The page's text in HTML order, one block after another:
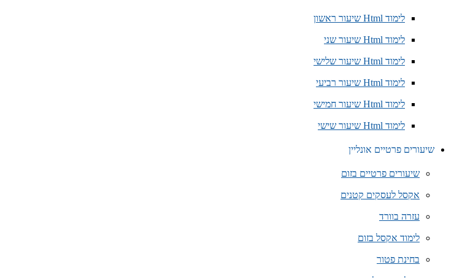
לימוד Html שיעור ראשון
לימוד Html שיעור שני
לימוד Html שיעור שלישי
לימוד Html שיעור רביעי
לימוד Html שיעור חמישי
לימוד Html שיעור שישי
שיעורים פרטיים אונליין
שיעורים פרטיים בזום
אקסל לעסקים קטנים
עזרה בוורד
לימוד אקסל בזום
בחינת פטור